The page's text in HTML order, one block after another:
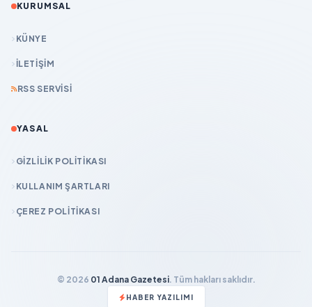
KURUMSAL
KÜNYE
İLETIŞIM
RSS SERVISI
YASAL
GIZLILIK POLITIKASI
KULLANIM ŞARTLARI
ÇEREZ POLITIKASI
© 2026 01 Adana Gazetesi. Tüm hakları saklıdır.
HABER YAZILIMI